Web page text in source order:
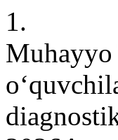
1.
Muhayyo